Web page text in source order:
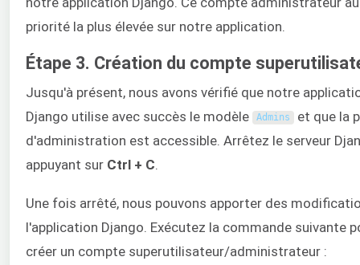
priorité la plus élevée sur notre application.
Étape 3. Création du compte
Jusqu'à présent, nous avons vérifié que notre
Django utilise avec succès le modèle
Admins et que la
d'administration est accessible. Arrêtez le serveur
appuyant sur Ctrl + C
Une fois arrêté, nous pouvons apporter des
l'application Django. Exécutez la commande suivante
créer un compte superutilisateur/administrateur :